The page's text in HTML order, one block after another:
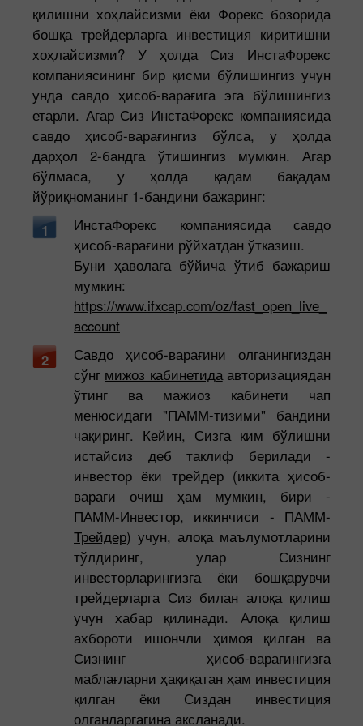
қилишни хоҳлайсизми ёки Форекс бозорида
бошқа трейдерларга инвестиция киритишни
хоҳлайсизми? У ҳолда Сиз ИнстаФорекс
компаниясининг бир қисми бўлишингиз учун
унда савдо ҳисоб-варағига эга бўлишингиз
етарли. Агар Сиз ИнстаФорекс компаниясида
савдо ҳисоб-варағингиз бўлса, у ҳолда
дарҳол 2-бандга ўтишингиз мумкин. Агар
бўлмаса, у ҳолда қадам бақадам
йўриқноманинг 1-бандини бажаринг:
1
ИнстаФорекс компаниясида савдо
ҳисоб-варағини рўйхатдан ўтказиш.
Буни ҳаволага бўйича ўтиб бажариш
мумкин:
https://www.ifxcap.com/oz/fast_open_live_
account
2
Савдо ҳисоб-варағини олганингиздан
сўнг мижоз кабинетидаавторизациядан
ўтинг ва мажиоз кабинети чап
менюсидаги "ПАММ-тизими" бандини
чақиринг. Кейин, Сизга ким бўлишни
истайсиз деб таклиф берилади -
инвестор ёки трейдер (иккита ҳисоб-
варағи очиш ҳам мумкин, бири -
ПАММ-Инвестор, иккинчиси - ПАММ-
Трейдер) учун, алоқа маълумотларини
тўлдиринг, улар Сизнинг
инвесторларингизга ёки бошқарувчи
трейдерларга Сиз билан алоқа қилиш
учун хабар қилинади. Алоқа қилиш
ахбороти ишончли ҳимоя қилган ва
Сизнинг ҳисоб-варағингизга
маблағларни ҳақиқатан ҳам инвестиция
қилган ёки Сиздан инвестиция
олганларгагина аксланади.